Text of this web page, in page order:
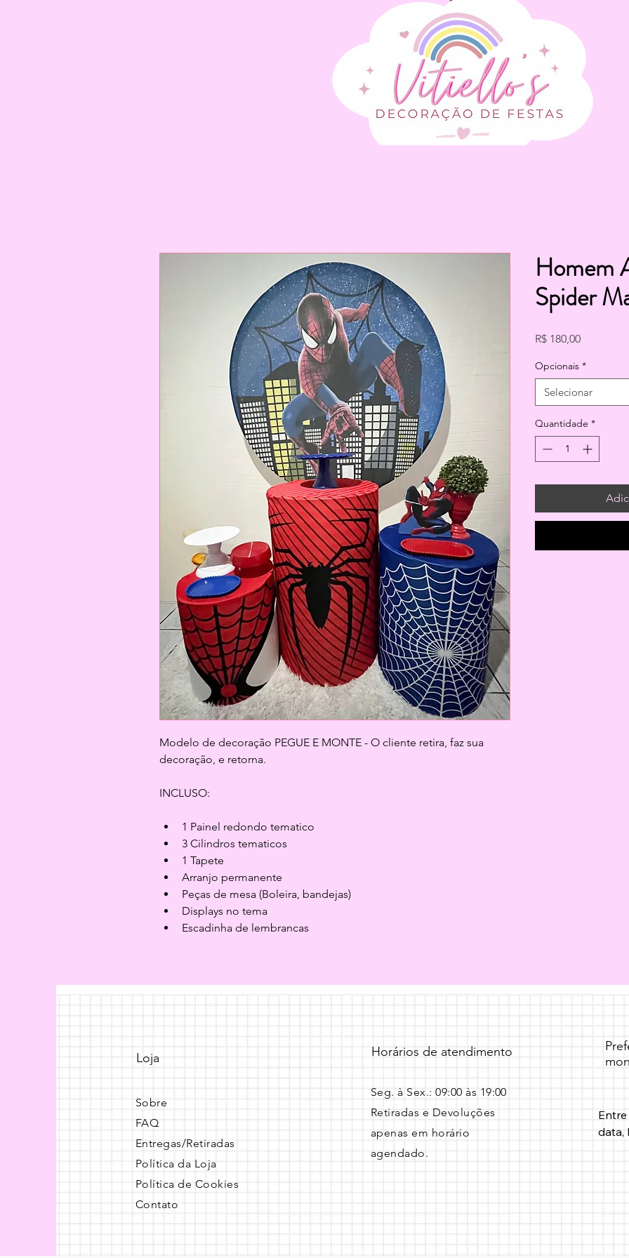
Modelo de decoração PEGUE E MONTE - O cliente retira, faz sua
decoração, e retorna.
INCLUSO:
1 Painel redondo tematico
3 Cilindros tematicos
1 Tapete
Arranjo permanente
Peças de mesa (Boleira, bandejas)
Displays no tema
Escadinha de lembrancas
Homem
Spider
R$ 180,00Preço
Opcionais *
Selecionar
Quantidade *
Loja
Sobre
FAQ
Entregas/Retiradas
Política da Loja
Política de Cookies
Contato
Horários de atendimento
Seg. à Sex.: 09:00 às 19:00 ​
Retiradas e Devoluções
apenas em horário
agendado.
data,